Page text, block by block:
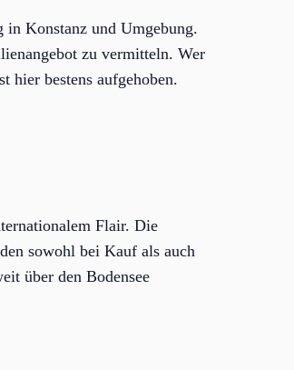
in Konstanz und Umgebung.
zu vermitteln. Wer
hier bestens aufgehoben.
Flair. Die
sowohl bei Kauf als auch
über den Bodensee